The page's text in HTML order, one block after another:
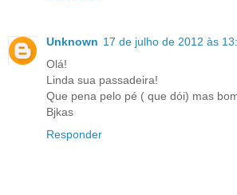
Unknown 17 de julho de 2012 às
Olá!
Linda sua passadeira!
Que pena pelo pé ( que dói) mas
Bjkas
Responder